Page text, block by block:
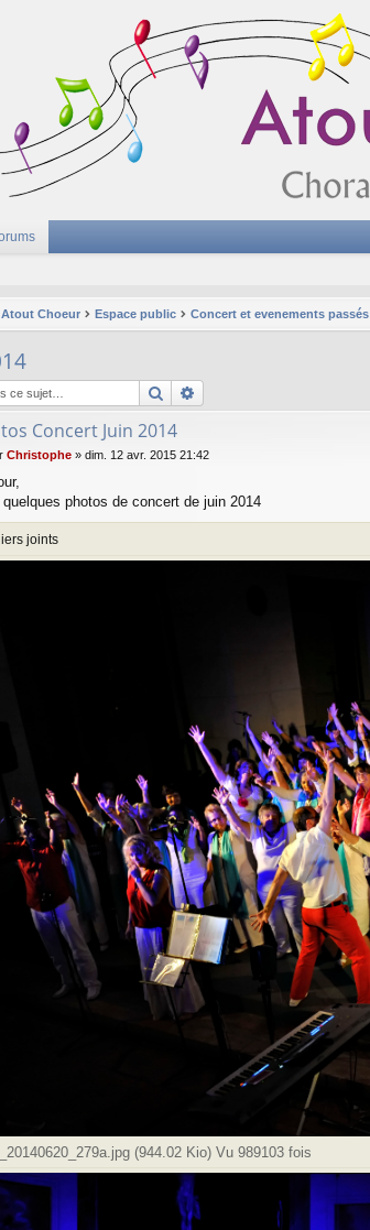
Choeur Espace public Concert et evenements passés
Rechercher
Concert Juin 2014
Christophe» dim. 12 avr. 2015 21:42
photos de concert de juin 2014
joints
(944.02 Kio) Vu 989103 fois